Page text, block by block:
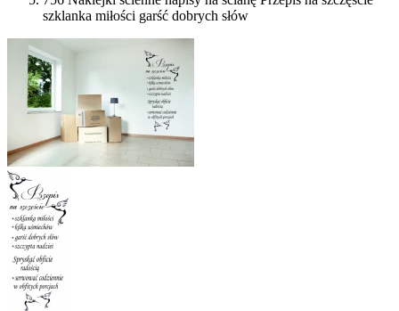
szklanka miłości garść dobrych słów